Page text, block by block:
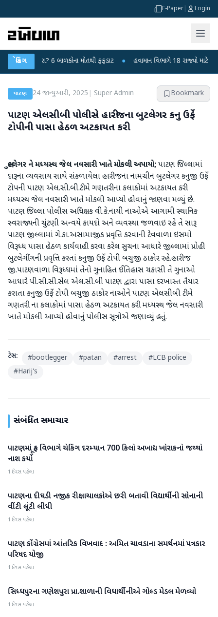
E-Paper Login
બ્રેકિંગ6 બાળકોના મોતથી ફફડાટ ● હવામાન વિભાગે 18 રાજ્યો માટે ભારે
પાટણ 24 જાન્યુઆરી, 2025 Super Admin Bookmark
પાટણ એલસીબી પોલીસે હારીજના બુટલેગર કનુ ઉર્ફે
ટોપીની પાસા હેઠળ અટકાયત કરી
બુટલેગર ને મધ્યસ્થ જેલ નવસારી ખાતે મોકલી અપાયો;પાટણ જિલ્લામાં
દારૂના વ્યવસાય સાથે સંકળાયેલા હારીજના નામચીન બુટલેગર કનુજી ઉર્ફે
ટોપની પાટણ એલ.સી.બી.ટીમે ગણતરીના કલાકોમાં અટકાયત કરી
મધ્યસ્થ જેલ નવસારી ખાતે મોકલી આપ્યો હોવાનું જાણવા મળ્યું છે.
પાટણ જિલ્લા પોલીસ અધિક્ષક વી.કે.નાયી નાઓએ આગામી સ્થાનિક
સ્વરાજ્યની ચુંટણી અન્વયે કાયદો અને વ્યવસ્થા જળવાઇ રહે તે સારૂ
પાટણ જીલ્લામાં ગે.કા.અસામાજીક પ્રવૃત્તિ કરવાની ટેવવાળા ઇસમો
વિરૂધ્ધ પાસા હેઠળ કાર્યવાહી કરવા કરેલ સુચના આધારે જીલ્લામાં પ્રોહી
બુટલેગીંગની પ્રવૃત્તિ કરતાં કનુજી ઉર્ફે ટોપી બચુજી ઠાકોર રહે.હારીજ
જી.પાટણવાળા વિરૂધ્ધમાં તેનો ગુનાહિત ઈતિહાસ ચકાસી તે ગુનાઓ
આધારે પી.સી.સી.સેલ એલ.સી.બી પાટણ દ્વારા પાસા દરખાસ્ત તૈયાર
કરાતા કનુજી ઉર્ફે ટોપી બચુજી ઠાકોર નાઓને પાટણ એલસીબી ટીમે
ગણતરી ના કલાકોમાં પાસા હેઠળ અટકાયત કરી મધ્યસ્થ જેલ નવસારી
ખાતે મોકલી આપ્યો હોવાનું પોલીસ સૂત્રોએ જણાવ્યું હતું.
ટેગ્સ: #bootlegger #patan #arrest #LCB police
#Harij's
સંબંધિત સમાચાર
પાટણ
પાટણમાં ફૂડ વિભાગે ચેકિંગ દરમ્યાન 700 કિલો અખાદ્ય ખોરાકનો જથ્થો
નાશ કર્યો
1 દિવસ પહેલા
પાટણ
પાટણના દીઘડી નજીક રીક્ષાચાલકોએ છરી બતાવી વિદ્યાર્થીની સોનાની
વીંટી લૂંટી લીધી
1 દિવસ પહેલા
પાટણ
પાટણ કોંગ્રેસમાં આંતરિક વિખવાદ : અમિત ચાવડાના સમર્થનમાં પત્રકાર
પરિષદ યોજી
1 દિવસ પહેલા
પાટણ
સિધ્ધપુરના ગણેશપુરા પ્રા.શાળાની વિધાર્થીનીએ ગોલ્ડ મેડલ મેળવ્યો
1 દિવસ પહેલા